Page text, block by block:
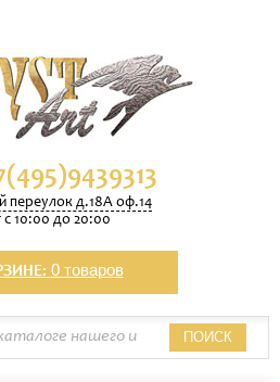
переулок д.18А оф.14
с 10:00 до 20:00
0 товаров
ПОИСК